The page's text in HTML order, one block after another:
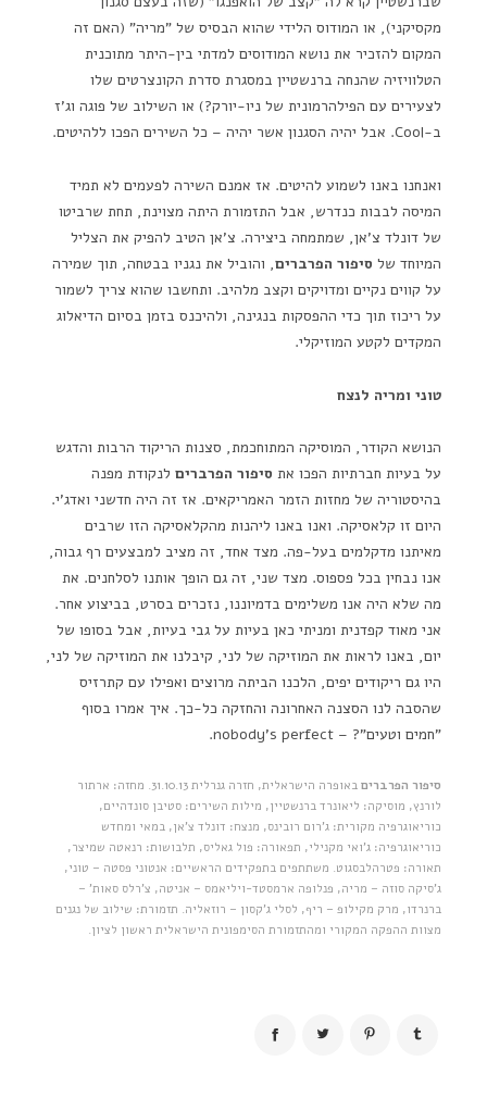
מקסיקני), או המודוס הלידי שהוא הבסיס של "מריה" (האם זה
המקום להזכיר את נושא המודוסים למדתי בין-היתר מתוכנית
הטלוויזיה שהנחה ברנשטיין במסגרת סדרת הקונצרטים שלו
לצעירים עם הפילהרמונית של ניו-יורק?) או השילוב של פוגה וג'ז
ב-Cool. אבל יהיה הסגנון אשר יהיה – כל השירים הפכו ללהיטים.
ואנחנו באנו לשמוע להיטים. אז אמנם השירה לפעמים לא תמיד
המיסה לבבות כנדרש, אבל התזמורת היתה מצוינת, תחת שרביטו
של דונלד צ'אן, שמתמחה ביצירה. צ'אן הטיב להפיק את הצליל
המיוחד של סיפור הפרברים, והוביל את נגניו בבטחה, תוך שמירה
על קווים נקיים ומדויקים וקצב מלהיב. ותחשבו שהוא צריך לשמור
על ריכוז תוך כדי ההפסקות בנגינה, ולהיכנס בזמן בסיום הדיאלוג
המקדים לקטע המוזיקלי.
טוני ומריה לנצח
הנושא הקודר, המוסיקה המתוחכמת, סצנות הריקוד הרבות והדגש
על בעיות חברתיות הפכו את סיפור הפרברים לנקודת מפנה
בהיסטוריה של מחזות הזמר האמריקאים. אז זה היה חדשני ואדג'י.
היום זו קלאסיקה. ואנו באנו ליהנות מהקלאסיקה הזו שרבים
מאיתנו מדקלמים בעל-פה. מצד אחד, זה מציב למבצעים רף גבוה,
אנו נבחין בכל פספוס. מצד שני, זה גם הופך אותנו לסלחנים. את
מה שלא היה אנו משלימים בדמיוננו, נזכרים בסרט, בביצוע אחר.
אני מאוד קפדנית ומניתי כאן בעיות על גבי בעיות, אבל בסופו של
יום, באנו לראות את המוזיקה של לני, קיבלנו את המוזיקה של לני,
היו גם ריקודים יפים, הלכנו הביתה מרוצים ואפילו עם קתרזיס
שהסבה לנו הסצנה האחרונה והחזקה כל-כך. איך אמרו בסוף
"חמים וטעים"? – nobody's perfect.
סיפור הפרברים
באופרה הישראלית, חזרה גנרלית 31.10.13. מחזה: ארתור
לורנץ, מוסיקה: ליאונרד ברנשטיין, מילות השירים: סטיבן סונדהיים,
כוריאוגרפיה מקורית: ג'רום רובינס, מנצח: דונלד צ'אן, במאי ומחדש
כוריאוגרפיה: ג'ואי מקנילי, תפאורה: פול גאליס, תלבושות: רנאטה שמיצר,
תאורה: פטרהלבסגוט. משתתפים בתפקידים הראשיים: אנטוני פסטה – טוני,
ג'סיקה סוזה – מריה, פנלופה ארמסטד-ויליאמס – אניטה, צ'רלס סאות' –
ברנרדו, מרק מקילופ – ריף, לסלי ג'קסון – רוזאליה. תזמורת: שילוב של נגנים
מצוות ההפקה המקורי ומהתזמורת הסימפונית הישראלית ראשון לציון.